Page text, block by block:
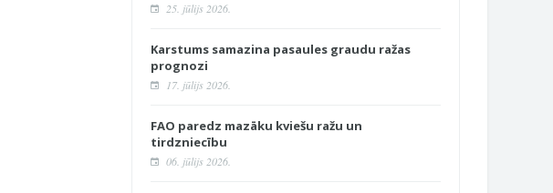
25. jūlijs 2026.
Karstums samazina pasaules graudu ražas
prognozi
17. jūlijs 2026.
FAO paredz mazāku kviešu ražu un
tirdzniecību
06. jūlijs 2026.